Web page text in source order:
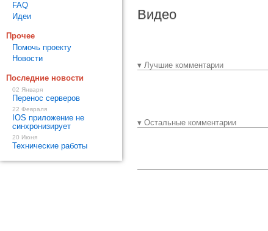
Видео
▾ Лучшие комментарии
▾ Остальные комментарии
FAQ
Идеи
Прочее
Помочь проекту
Новости
Последние новости
02 Января
Перенос серверов
22 Февраля
IOS приложение не
синхронизирует
20 Июня
Технические работы